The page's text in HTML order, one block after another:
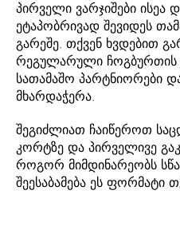
პირველი ვარჯიშები ისეა
ეტაპობრივად შევიდეს
გარეშე. თქვენ ხვდებით
რეგულარული ჩოგბურთის
სათამაშო პარტნიორები
მხარდაჭერა.
შეგიძლიათ ჩაიწეროთ
კორტზე და პირველივე
როგორ მიმდინარეობს
შეესაბამება ეს ფორმატი